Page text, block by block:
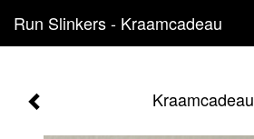
Run Slinkers - Kraamcadeau
Kraamcadeau